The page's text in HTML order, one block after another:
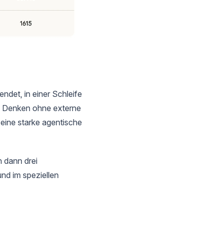
in einer Schleife
ohne externe
starke agentische
dann drei
im speziellen